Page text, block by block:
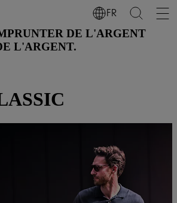
(Appuyez sur Enter) FR
DE L'ARGENT
L'ARGENT.